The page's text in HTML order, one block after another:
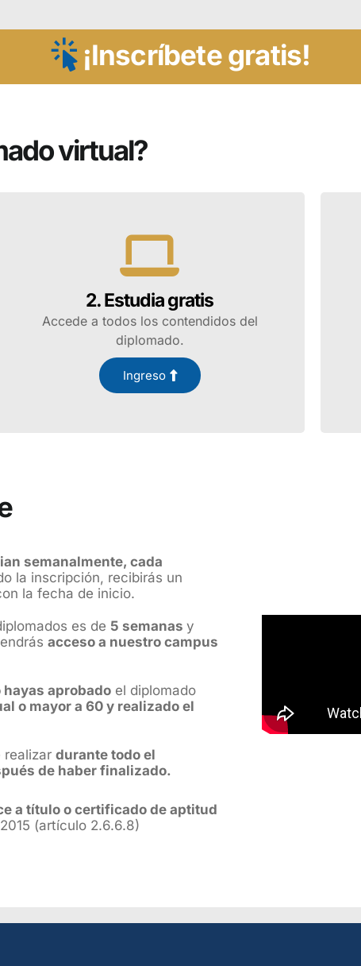
¡Inscríbete!
¡Inscríbete gratis!
virtual?
2. Estudia gratis
Accede a todos los contendidos del
diplomado.
Ingreso
semanalmente, cada
la inscripción, recibirás un
la fecha de inicio.
es de 5 semanas y
acceso a nuestro campus
hayas aprobado el diplomado
o mayor a 60 y realizado el
realizar durante todo el
de haber finalizado.
a título o certificado de aptitud
(artículo 2.6.6.8)